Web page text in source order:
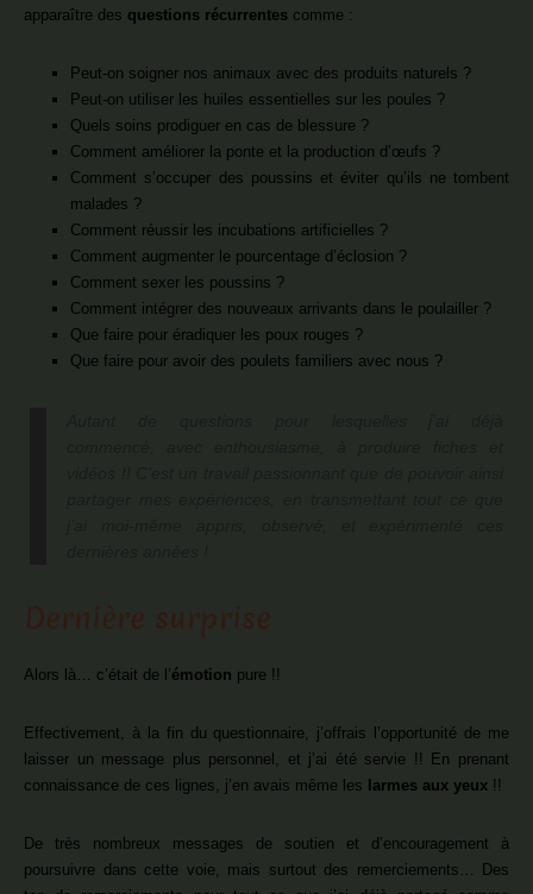
apparaître des questions récurrentes comme :
Peut-on soigner nos animaux avec des produits naturels ?
Peut-on utiliser les huiles essentielles sur les poules ?
Quels soins prodiguer en cas de blessure ?
Comment améliorer la ponte et la production d’œufs ?
Comment s’occuper des poussins et éviter qu’ils ne tombent
malades ?
Comment réussir les incubations artificielles ?
Comment augmenter le pourcentage d’éclosion ?
Comment sexer les poussins ?
Comment intégrer des nouveaux arrivants dans le poulailler ?
Que faire pour éradiquer les poux rouges ?
Que faire pour avoir des poulets familiers avec nous ?
Alors là… c’était de l’émotion pure !!
Effectivement, à la fin du questionnaire, j’offrais l’opportunité de me
laisser un message plus personnel, et j’ai été servie !! En prenant
connaissance de ces lignes, j’en avais même les
larmes aux yeux !!
De très nombreux messages de soutien et d’encouragement à
poursuivre dans cette voie, mais surtout des remerciements… Des